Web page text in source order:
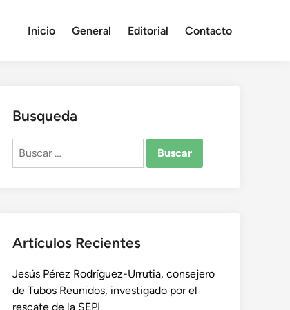
Inicio General Editorial Contacto
Busqueda
Buscar:
Artículos Recientes
Jesús Pérez Rodríguez-Urrutia, consejero
de Tubos Reunidos, investigado por el
rescate de la SEPI